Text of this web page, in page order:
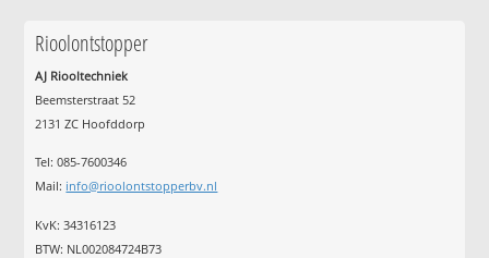
Rioolontstopper
AJ Riooltechniek
Beemsterstraat 52
2131 ZC Hoofddorp
Tel:085-7600346
Mail: info@rioolontstopperbv.nl
KvK: 34316123
BTW: NL002084724B73